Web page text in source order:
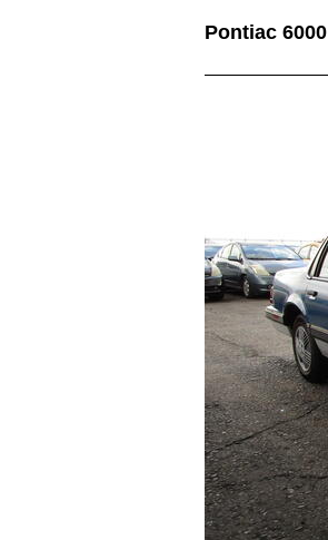
Pontiac 6000